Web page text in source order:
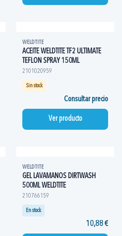
WELDTITE
ACEITE WELDTITE TF2 ULTIMATE
TEFLON SPRAY 150ML
2101020959
Sin stock
Consultar precio
Ver producto
WELDTITE
GEL LAVAMANOS DIRTWASH
500ML WELDTITE
210766159
En stock
10,88 €